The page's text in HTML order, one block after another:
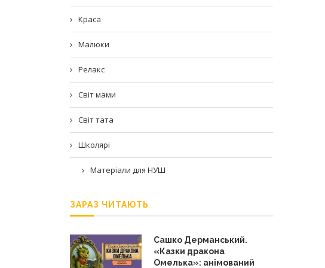
Краса
Малюки
Релакс
Світ мами
Світ тата
Школярі
Матеріали для НУШ
ЗАРАЗ ЧИТАЮТЬ
Сашко Дерманський.
«Казки дракона
Омелька»: анімований